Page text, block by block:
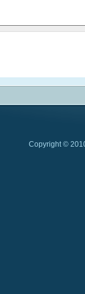
Copyright ©